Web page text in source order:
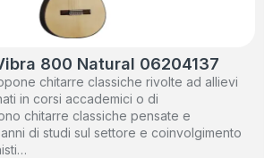
800 Natural 06204137
chitarre classiche rivolte ad allievi
in corsi accademici o di
chitarre classiche pensate e
di studi sul settore e coinvolgimento